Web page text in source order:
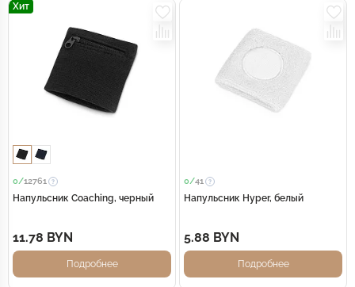
Хит
0/12761
Напульсник Coaching, черный
11.78 BYN
Подробнее
0/41
Напульсник Hyper, белый
5.88 BYN
Подробнее